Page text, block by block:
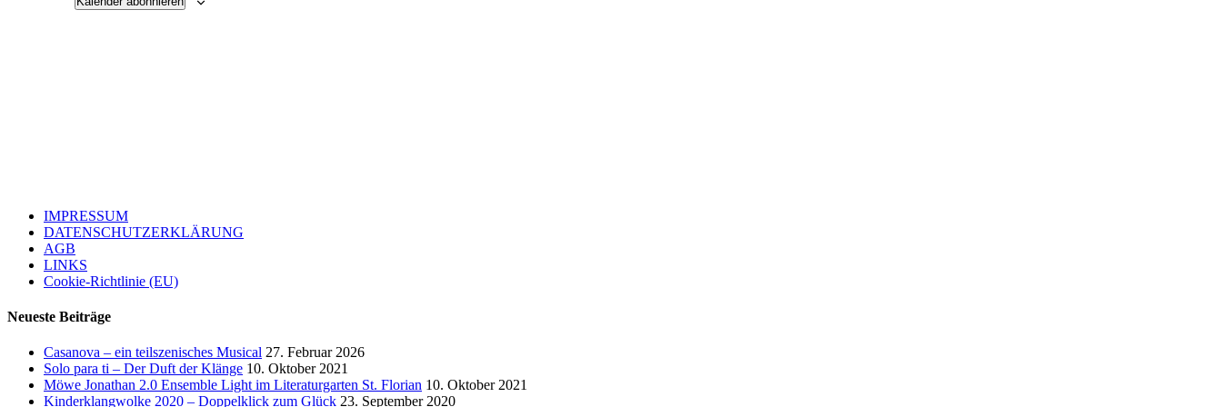
IMPRESSUM
DATENSCHUTZERKLÄRUNG
AGB
LINKS
Cookie-Richtlinie (EU)
Neueste Beiträge
Casanova – ein teilszenisches Musical 27. Februar 2026
Solo para ti – Der Duft der Klänge 10. Oktober 2021
Möwe Jonathan 2.0 Ensemble Light im Literaturgarten St. Florian 10. Oktober 2021
Kinderklangwolke 2020 – Doppelklick zum Glück 23. September 2020